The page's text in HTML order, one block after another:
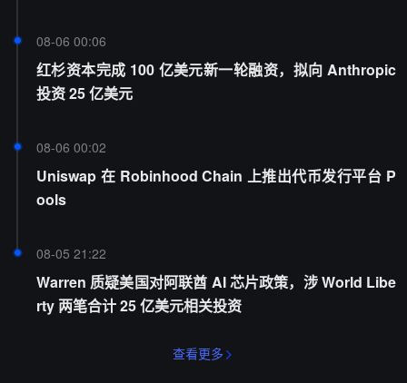
08-06 00:06
红杉资本完成 100 亿美元新一轮融资，拟向 Anthropic
投资 25 亿美元
08-06 00:02
Uniswap 在 Robinhood Chain 上推出代币发行平台 P
ools
08-05 21:22
Warren 质疑美国对阿联酋 AI 芯片政策，涉 World Libe
rty 两笔合计 25 亿美元相关投资
查看更多